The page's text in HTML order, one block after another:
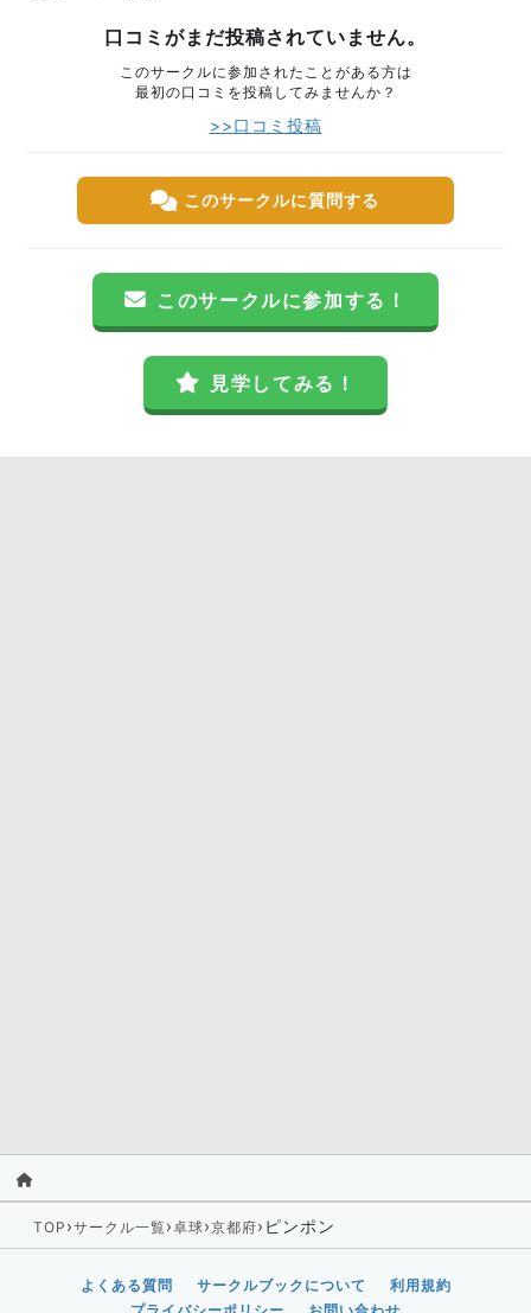
口コミがまだ投稿されていません。
このサークルに参加されたことがある方は
最初の口コミを投稿してみませんか？
>>口コミ投稿
このサークルに質問する
このサークルに参加する！
見学してみる！
TOP ›サークル一覧›卓球›京都府› ピンポン
よくある質問 サークルブックについて
利用規約